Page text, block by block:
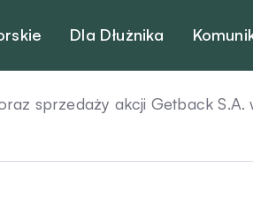
Dla Dłużnika
sprzedaży akcji Getback S.A.